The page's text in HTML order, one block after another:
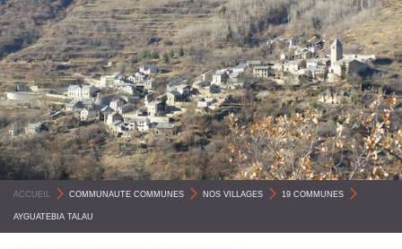
C
O
M
M
U
N
E
P
ACCUEIL COMMUNAUTE COMMUNES NOS VILLAGES 19 COMMUNES
AYGUATEBIA TALAU